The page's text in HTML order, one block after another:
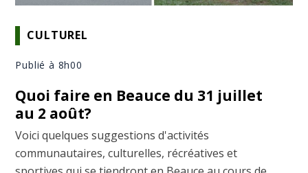
CULTUREL
Publié à 8h00
Quoi faire en Beauce du 31 juillet
au 2 août?
Voici quelques suggestions d'activités
communautaires, culturelles, récréatives et